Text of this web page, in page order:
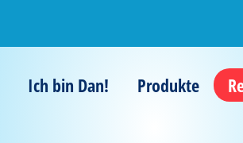
Ich bin Dan! Produkte